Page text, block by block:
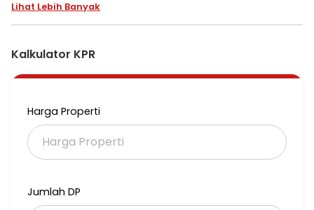
Luas Bangunan 220 m.
Kamar Mandi 4.
Air PAM.
Listrik 3500 watt.
Semi Furnished.
Harga Jual 2,6 milyar, Nego.
bedyM3#165899.
Lihat Lebih Banyak
Kalkulator KPR
Harga Properti
Jumlah DP